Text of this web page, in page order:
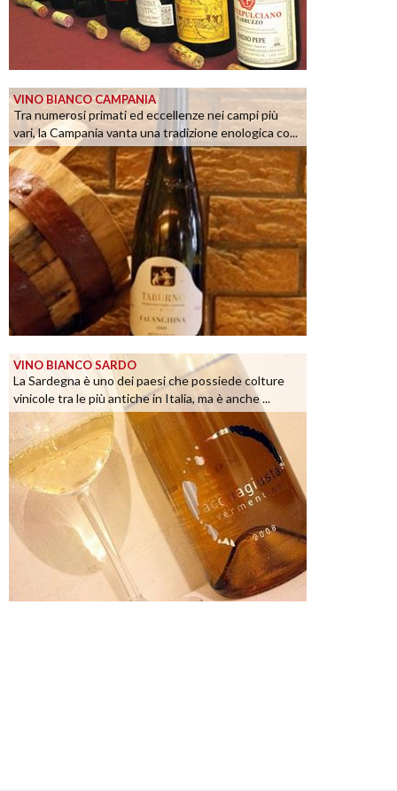
VINO BIANCO CAMPANIA
Tra numerosi primati ed eccellenze nei campi più
vari, la Campania vanta una tradizione enologica co...
VINO BIANCO SARDO
La Sardegna è uno dei paesi che possiede colture
vinicole tra le più antiche in Italia, ma è anche ...